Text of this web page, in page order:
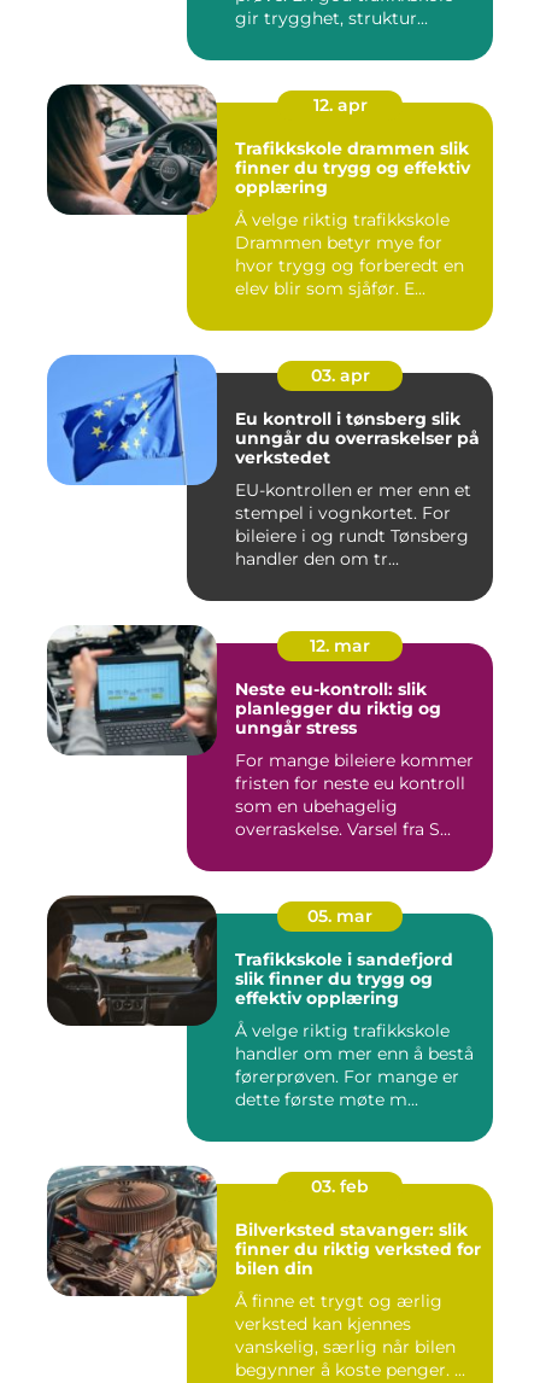
gir trygghet, struktur...
12. apr
Trafikkskole drammen slik
finner du trygg og effektiv
opplæring
Å velge riktig trafikkskole
Drammen betyr mye for
hvor trygg og forberedt en
elev blir som sjåfør. E...
03. apr
Eu kontroll i tønsberg slik
unngår du overraskelser på
verkstedet
EU-kontrollen er mer enn et
stempel i vognkortet. For
bileiere i og rundt Tønsberg
handler den om tr...
12. mar
Neste eu-kontroll: slik
planlegger du riktig og
unngår stress
For mange bileiere kommer
fristen for neste eu kontroll
som en ubehagelig
overraskelse. Varsel fra S...
05. mar
Trafikkskole i sandefjord
slik finner du trygg og
effektiv opplæring
Å velge riktig trafikkskole
handler om mer enn å bestå
førerprøven. For mange er
dette første møte m...
03. feb
Bilverksted stavanger: slik
finner du riktig verksted for
bilen din
Å finne et trygt og ærlig
verksted kan kjennes
vanskelig, særlig når bilen
begynner å koste penger. ...